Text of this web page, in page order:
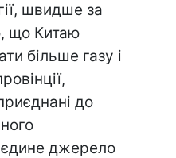
швидше за
що Китаю
більше газу і
до
єдине джерело